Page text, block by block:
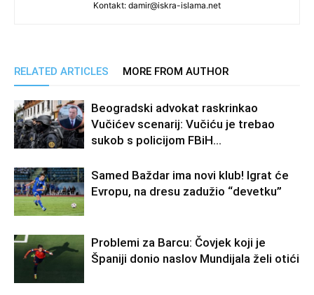
Kontakt: damir@iskra-islama.net
RELATED ARTICLES MORE FROM AUTHOR
Beogradski advokat raskrinkao
Vučićev scenarij: Vučiću je trebao
sukob s policijom FBiH…
Samed Baždar ima novi klub! Igrat će
Evropu, na dresu zadužio “devetku”
Problemi za Barcu: Čovjek koji je
Španiji donio naslov Mundijala želi otići